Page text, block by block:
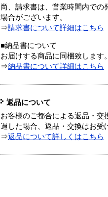
尚、請求書は、営業時間内での
場合がございます。
⇒請求書について詳細はこちら
■納品書について
お届けする商品に同梱致します。
⇒納品書について詳細はこちら
返品について
お客様のご都合による返品・交
過した場合、返品・交換はお受
⇒返品について詳しくはこちら